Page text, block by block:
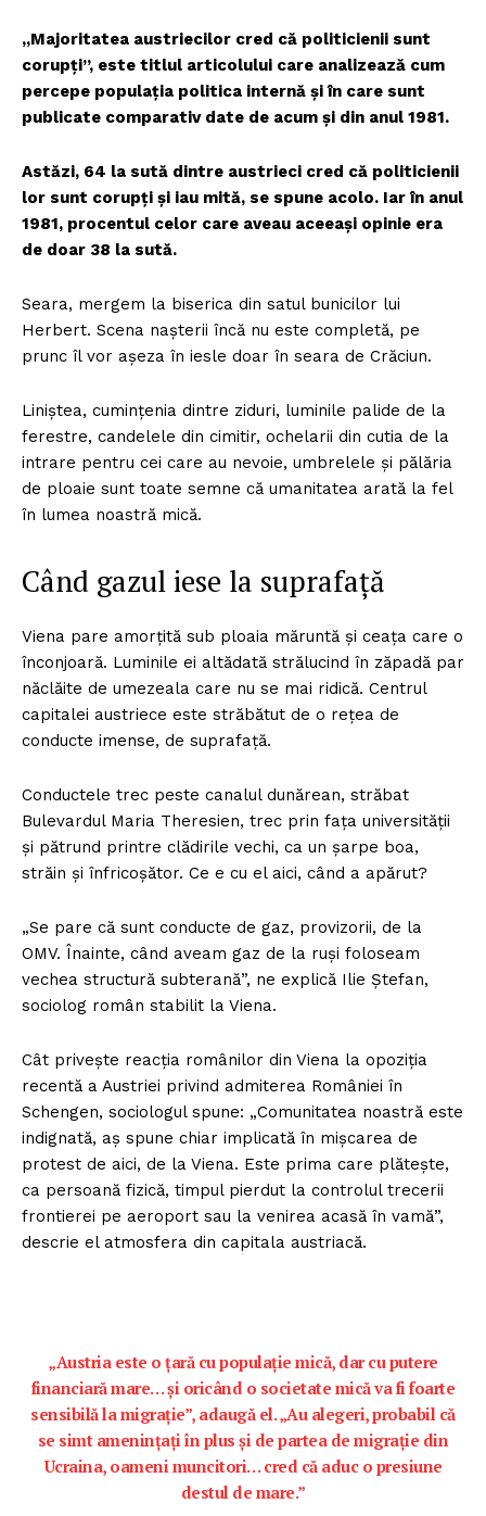
„Majoritatea austriecilor cred că politicienii sunt
corupți”, este titlul articolului care analizează cum
percepe populația politica internă și în care sunt
publicate comparativ date de acum și din anul 1981.
Astăzi, 64 la sută dintre austrieci cred că politicienii
lor sunt corupți și iau mită, se spune acolo. Iar în anul
1981, procentul celor care aveau aceeași opinie era
de doar 38 la sută.
Seara, mergem la biserica din satul bunicilor lui
Herbert. Scena nașterii încă nu este completă, pe
prunc îl vor așeza în iesle doar în seara de Crăciun.
Liniștea, cumințenia dintre ziduri, luminile palide de la
ferestre, candelele din cimitir, ochelarii din cutia de la
intrare pentru cei care au nevoie, umbrelele și pălăria
de ploaie sunt toate semne că umanitatea arată la fel
în lumea noastră mică.
Când gazul iese la suprafață
Viena pare amorțită sub ploaia măruntă și ceața care o
înconjoară. Luminile ei altădată strălucind în zăpadă par
năclăite de umezeala care nu se mai ridică. Centrul
capitalei austriece este străbătut de o rețea de
conducte imense, de suprafață.
Conductele trec peste canalul dunărean, străbat
Bulevardul Maria Theresien, trec prin fața universității
și pătrund printre clădirile vechi, ca un șarpe boa,
străin și înfricoșător. Ce e cu el aici, când a apărut?
„Se pare că sunt conducte de gaz, provizorii, de la
OMV. Înainte, când aveam gaz de la ruși foloseam
vechea structură subterană”, ne explică Ilie Ștefan,
sociolog român stabilit la Viena.
Cât privește reacția românilor din Viena la opoziția
recentă a Austriei privind admiterea României în
Schengen, sociologul spune: „Comunitatea noastră este
indignată, aș spune chiar implicată în mișcarea de
protest de aici, de la Viena. Este prima care plătește,
ca persoană fizică, timpul pierdut la controlul trecerii
frontierei pe aeroport sau la venirea acasă în vamă”,
descrie el atmosfera din capitala austriacă.
„Austria este o țară cu populație mică, dar cu putere
financiară mare… și oricând o societate mică va fi foarte
sensibilă la migrație”, adaugă el. „Au alegeri, probabil că
se simt amenințați în plus și de partea de migrație din
Ucraina, oameni muncitori… cred că aduc o presiune
destul de mare.”